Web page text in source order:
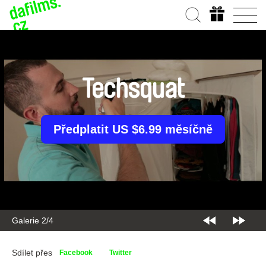
Galerie 2/4
Techsquat
Předplatit US $6.99 měsíčně
Sdílet přes Facebook Twitter